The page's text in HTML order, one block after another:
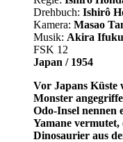
Drehbuch: Ishirô
Kamera: Masao
Musik: Akira
FSK 12
Japan / 1954
Vor Japans Küste
Monster
Odo-Insel nennen
Yamane vermutet,
Dinosaurier aus